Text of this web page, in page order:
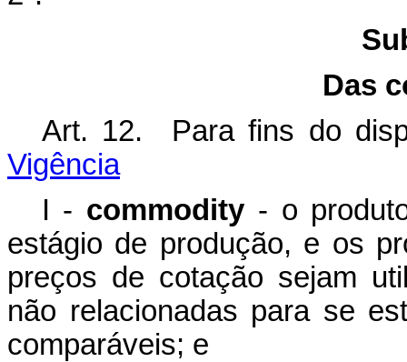
Das
Art. 12. Para fins do
Vigência
I - commodity - o
estágio de produção, e os
preços de cotação sejam
não relacionadas para se
comparáveis; e